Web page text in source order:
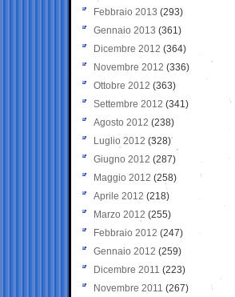
Febbraio 2013 (293)
Gennaio 2013 (361)
Dicembre 2012 (364)
Novembre 2012 (336)
Ottobre 2012 (363)
Settembre 2012 (341)
Agosto 2012 (238)
Luglio 2012 (328)
Giugno 2012 (287)
Maggio 2012 (258)
Aprile 2012 (218)
Marzo 2012 (255)
Febbraio 2012 (247)
Gennaio 2012 (259)
Dicembre 2011 (223)
Novembre 2011 (267)